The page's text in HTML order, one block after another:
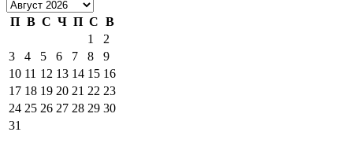
П В С Ч П С В
1
2
3
4 5 6 7 8
9
10 11 12 13 14 15 16
17 18 19 20 21 22 23
24 25 26 27 28 29 30
31